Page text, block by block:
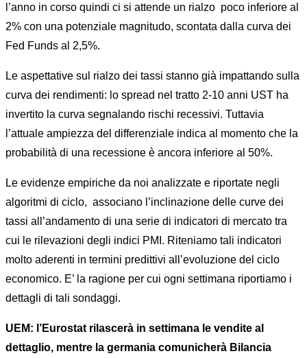
l’anno in corso quindi ci si attende un rialzo poco inferiore al
2% con una potenziale magnitudo, scontata dalla curva dei
Fed Funds al 2,5%.
Le aspettative sul rialzo dei tassi stanno già impattando sulla
curva dei rendimenti: lo spread nel tratto 2-10 anni UST ha
invertito la curva segnalando rischi recessivi. Tuttavia
l’attuale ampiezza del differenziale indica al momento che la
probabilità di una recessione è ancora inferiore al 50%.
Le evidenze empiriche da noi analizzate e riportate negli
algoritmi di ciclo, associano l’inclinazione delle curve dei
tassi all’andamento di una serie di indicatori di mercato tra
cui le rilevazioni degli indici PMI. Riteniamo tali indicatori
molto aderenti in termini predittivi all’evoluzione del ciclo
economico. E’ la ragione per cui ogni settimana riportiamo i
dettagli di tali sondaggi.
UEM: l’Eurostat rilascerà in settimana le vendite al
dettaglio, mentre la germania comunicherà Bilancia